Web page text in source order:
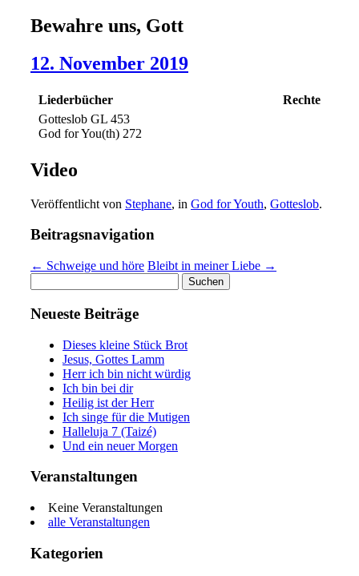
Bewahre uns, Gott
12. November 2019
Liederbücher
Rechte
Gotteslob GL 453
God for You(th) 272
Video
Veröffentlicht von Stephane, in God for Youth, Gotteslob.
Beitragsnavigation
← Schweige und höre Bleibt in meiner Liebe →
nach:
Neueste Beiträge
Dieses kleine Stück Brot
Jesus, Gottes Lamm
Herr ich bin nicht würdig
Ich bin bei dir
Heilig ist der Herr
Ich singe für die Mutigen
Halleluja 7 (Taizé)
Und ein neuer Morgen
Veranstaltungen
Keine Veranstaltungen
alle Veranstaltungen
Kategorien